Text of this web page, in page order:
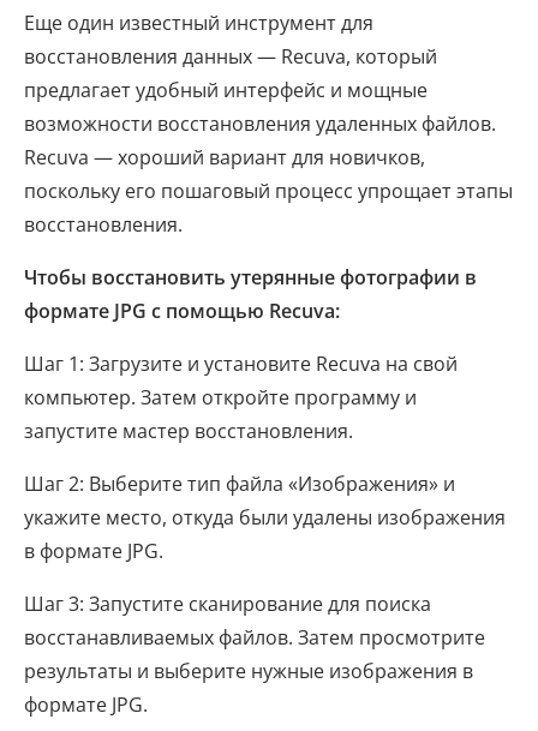
Еще один известный инструмент для
восстановления данных — Recuva, который
предлагает удобный интерфейс и мощные
возможности восстановления удаленных файлов.
Recuva — хороший вариант для новичков,
поскольку его пошаговый процесс упрощает этапы
восстановления.
Чтобы восстановить утерянные фотографии в
формате JPG с помощью Recuva:
Шаг 1: Загрузите и установите Recuva на свой
компьютер. Затем откройте программу и
запустите мастер восстановления.
Шаг 2: Выберите тип файла «Изображения» и
укажите место, откуда были удалены изображения
в формате JPG.
Шаг 3: Запустите сканирование для поиска
восстанавливаемых файлов. Затем просмотрите
результаты и выберите нужные изображения в
формате JPG.